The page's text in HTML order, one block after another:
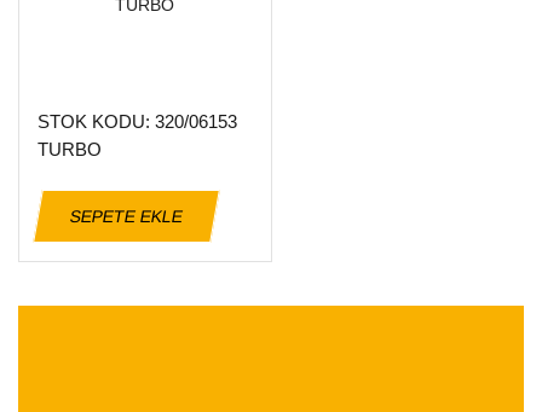
STOK KODU: 320/06153
TURBO
SEPETE EKLE